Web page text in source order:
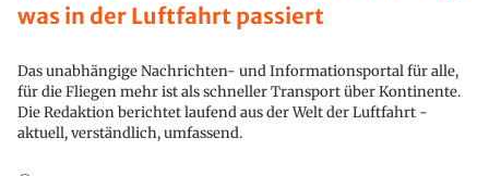
was in der Luftfahrt passiert
Das unabhängige Nachrichten- und Informationsportal für alle,
für die Fliegen mehr ist als schneller Transport über Kontinente.
Die Redaktion berichtet laufend aus der Welt der Luftfahrt -
aktuell, verständlich, umfassend.